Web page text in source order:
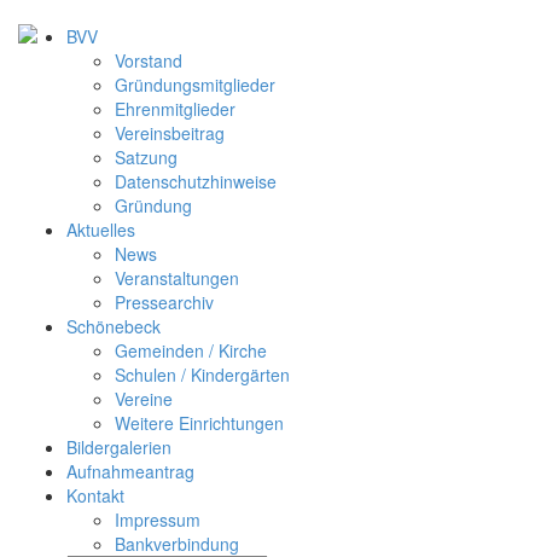
BVV
Vorstand
Gründungsmitglieder
Ehrenmitglieder
Vereinsbeitrag
Satzung
Datenschutzhinweise
Gründung
Aktuelles
News
Veranstaltungen
Pressearchiv
Schönebeck
Gemeinden / Kirche
Schulen / Kindergärten
Vereine
Weitere Einrichtungen
Bildergalerien
Aufnahmeantrag
Kontakt
Impressum
Bankverbindung